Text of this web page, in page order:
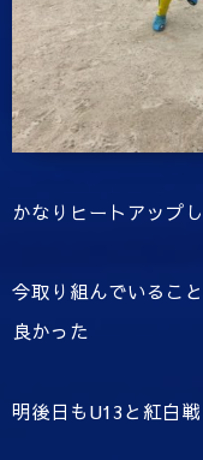
かなりヒートアップ
今取り組んでいるこ
良かった
明後日もU13と紅白戦